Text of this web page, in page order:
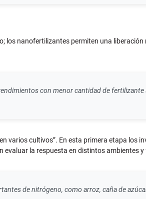
los nanofertilizantes permiten una
con menor cantidad de
cultivos”. En esta primera etapa los
la respuesta en distintos ambientes y
de nitrógeno, como arroz, caña de